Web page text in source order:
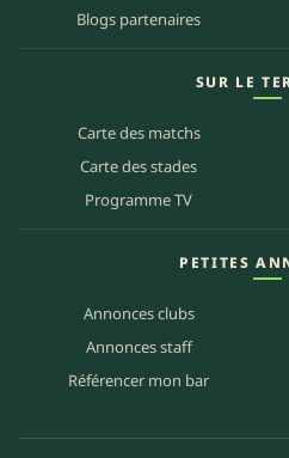
Blogs partenaires
SUR LE
Carte des matchs
Carte des stades
Programme TV
PETITES
Annonces clubs
Annonces staff
Référencer mon bar